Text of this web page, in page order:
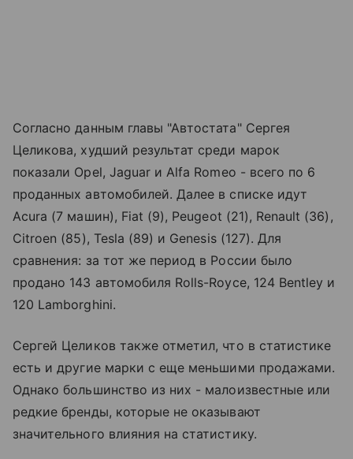
Согласно данным главы "Автостата" Сергея
Целикова, худший результат среди марок
показали Opel, Jaguar и Alfa Romeo - всего по 6
проданных автомобилей. Далее в списке идут
Acura (7 машин), Fiat (9), Peugeot (21), Renault (36),
Citroen (85), Tesla (89) и Genesis (127). Для
сравнения: за тот же период в России было
продано 143 автомобиля Rolls-Royce, 124 Bentley и
120 Lamborghini.
Сергей Целиков также отметил, что в статистике
есть и другие марки с еще меньшими продажами.
Однако большинство из них - малоизвестные или
редкие бренды, которые не оказывают
значительного влияния на статистику.